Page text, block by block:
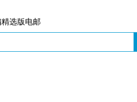
选版电邮